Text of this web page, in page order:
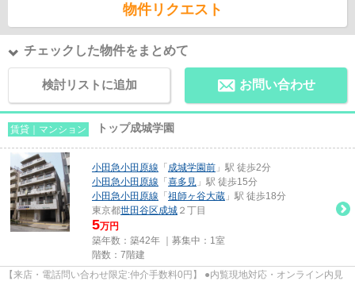
物件リクエスト
チェックした物件をまとめて
検討リストに追加 お問い合わせ
賃貸｜マンション トップ成城学園
小田急小田原線 「 成城学園前 」駅 徒歩2分
小田急小田原線 「 喜多見 」駅 徒歩15分
小田急小田原線 「 祖師ヶ谷大蔵 」駅 徒歩18分
東京都世田谷区成城 ２丁目
5万円
築年数：築42年 ｜募集中： 1室
階数：7階建
【来店・電話問い合わせ限定:仲介手数料0円】 ●内覧現地対応・オンライン内見